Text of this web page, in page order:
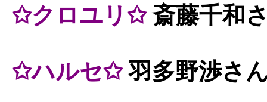
✩クロユリ✩斎藤千和
✩ハルセ✩羽多野渉さ